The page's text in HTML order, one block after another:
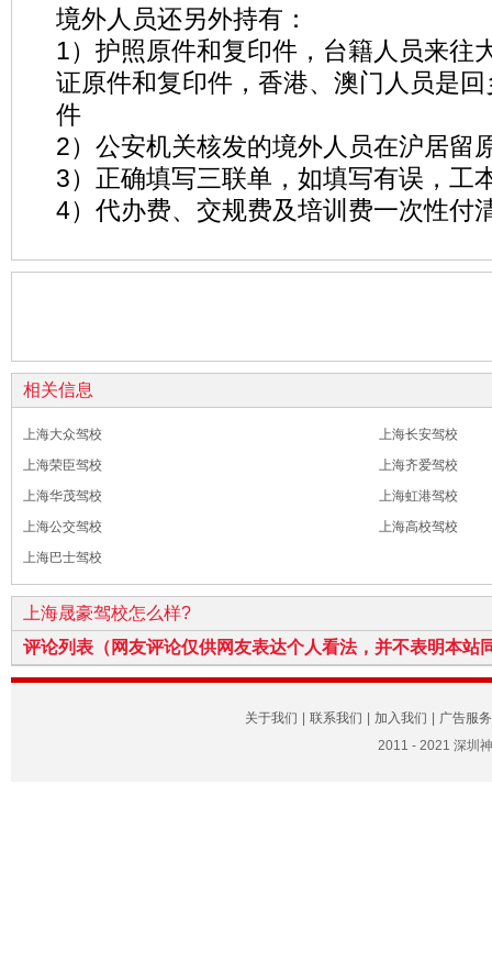
境外人员还另外持有：
1）护照原件和复印件，台籍人员来往
证原件和复印件，香港、澳门人员是
件
2）公安机关核发的境外人员在沪居留
3）正确填写三联单，如填写有误，工
4）代办费、交规费及培训费一次性付
相关信息
上海大众驾校
上海长安驾校
上海荣臣驾校
上海齐爱驾校
上海华茂驾校
上海虹港驾校
上海公交驾校
上海高校驾校
上海巴士驾校
上海晟豪驾校怎么样?
评论列表（网友评论仅供网友表达个人看法，并不表明本站
关于我们 联系我们 加入我们
广告服务
2011 - 2021 深圳